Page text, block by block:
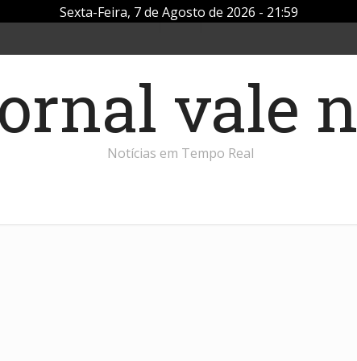
Sexta-Feira, 7 de Agosto de 2026 - 21:59
Notícias em Tempo Real